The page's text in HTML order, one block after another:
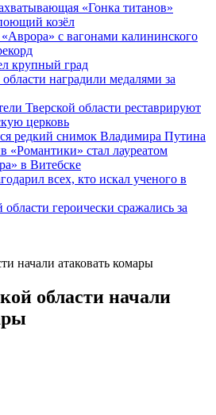
«Гонка титанов»
козёл
«Аврора» с вагонами калининского
крупный град
наградили медалями за
Тверской области реставрируют
церковь
редкий снимок Владимира Путина
«Романтики» стал лауреатом
в Витебске
всех, кто искал ученого в
героически сражались за
начали атаковать комары
области начали